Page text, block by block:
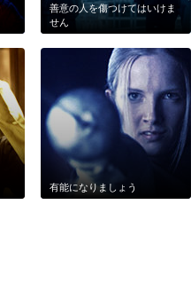
善意の人を傷つけてはいけま
せん
有能になりましょう